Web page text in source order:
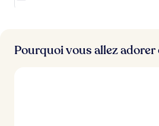
Pourquoi vous allez